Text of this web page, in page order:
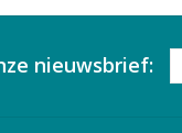
nieuwsbrief: